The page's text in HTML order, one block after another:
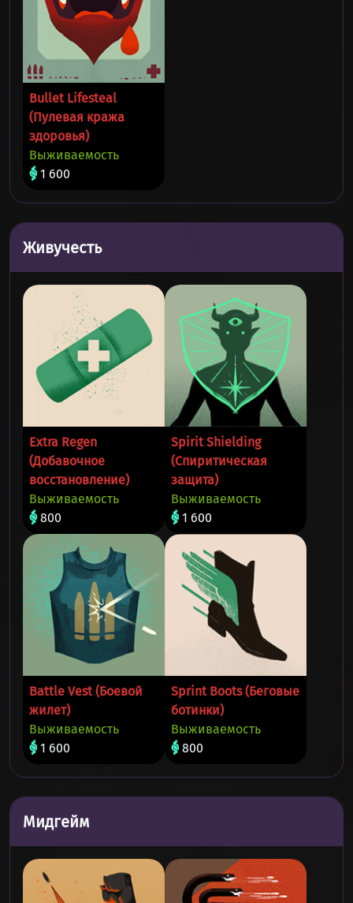
Bullet Lifesteal
(Пулевая кража
здоровья)
Выживаемость
1 600
Живучесть
Extra Regen
(Добавочное
восстановление)
Выживаемость
800
Spirit Shielding
(Спиритическая
защита)
Выживаемость
1 600
Battle Vest (Боевой
жилет)
Выживаемость
1 600
Sprint Boots (Беговые
ботинки)
Выживаемость
800
Мидгейм